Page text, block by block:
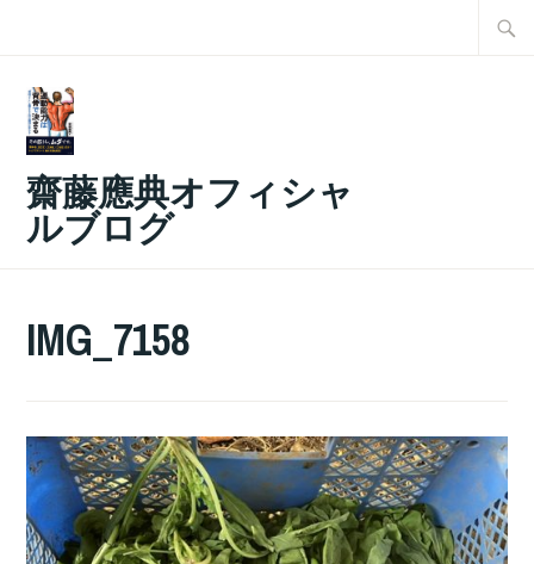
齋藤應典オフィシャ
ルブログ
IMG_7158